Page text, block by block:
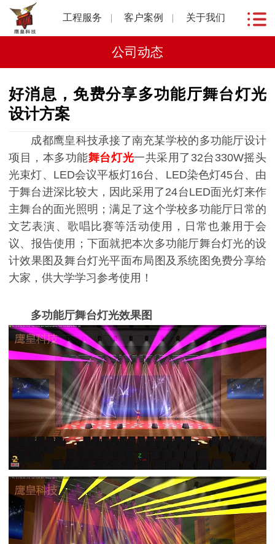
工程服务 客户案例 关于我们
公司动态
好消息，免费分享多功能厅舞台灯光
设计方案
成都鹰皇科技承接了南充某学校的多功能厅设计
项目，本多功能舞台灯光一共采用了32台330W摇头
光束灯、LED会议平板灯16台、LED染色灯45台、由
于舞台进深比较大，因此采用了24台LED面光灯来作
主舞台的面光照明；满足了这个学校多功能厅日常的
文艺表演、歌唱比赛等活动使用，日常也兼用于会
议、报告使用；下面就把本次多功能厅舞台灯光的设
计效果图及舞台灯光平面布局图及系统图免费分享给
大家，供大学学习参考使用！
多功能厅舞台灯光效果图